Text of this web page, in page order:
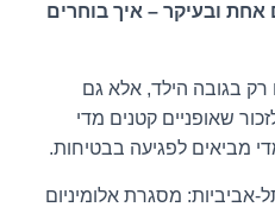
ובעיקר – איך בוחרים
בגובה הילד, אלא גם
שאופניים קטנים מדי
מביאים לפגיעה בבטיחות.
מסגרת אלומיניום